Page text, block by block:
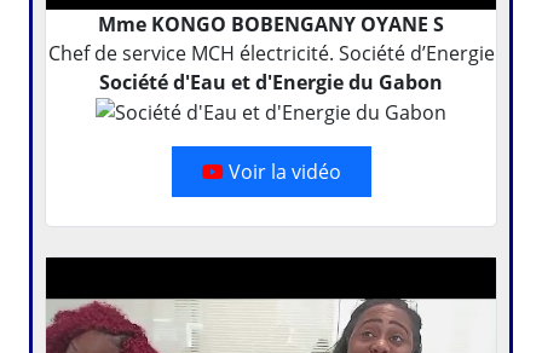
Mme KONGO BOBENGANY OYANE S
Chef de service MCH électricité. Société d’Energie
Société d'Eau et d'Energie du Gabon
Voir la vidéo